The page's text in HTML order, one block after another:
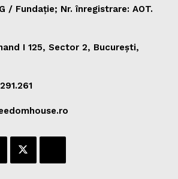
/ Fundație; Nr. înregistrare: AOT.
I 125, Sector 2, București,